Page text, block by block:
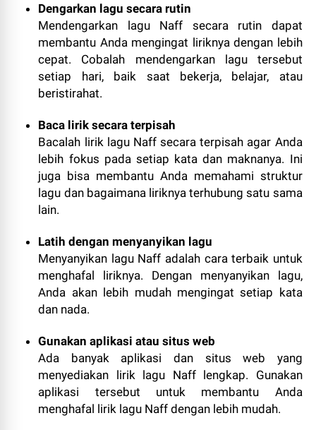
Dengarkan lagu secara rutin
Mendengarkan lagu Naff secara rutin dapat
membantu Anda mengingat liriknya dengan lebih
cepat. Cobalah mendengarkan lagu tersebut
setiap hari, baik saat bekerja, belajar, atau
beristirahat.
Baca lirik secara terpisah
Bacalah lirik lagu Naff secara terpisah agar Anda
lebih fokus pada setiap kata dan maknanya. Ini
juga bisa membantu Anda memahami struktur
lagu dan bagaimana liriknya terhubung satu sama
lain.
Latih dengan menyanyikan lagu
Menyanyikan lagu Naff adalah cara terbaik untuk
menghafal liriknya. Dengan menyanyikan lagu,
Anda akan lebih mudah mengingat setiap kata
dan nada.
Gunakan aplikasi atau situs web
Ada banyak aplikasi dan situs web yang
menyediakan lirik lagu Naff lengkap. Gunakan
aplikasi tersebut untuk membantu Anda
menghafal lirik lagu Naff dengan lebih mudah.